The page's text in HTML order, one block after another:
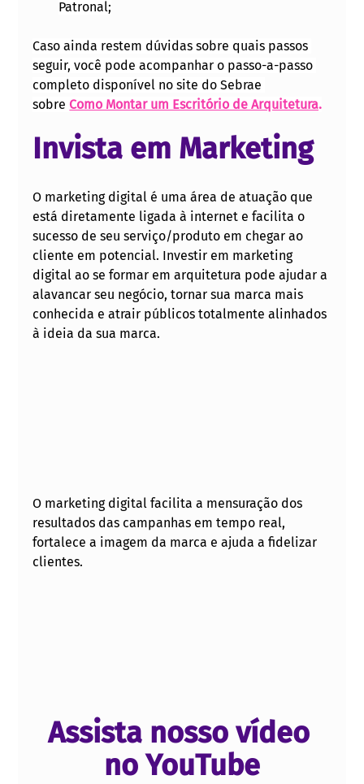
Patronal;
Caso ainda restem dúvidas sobre quais passos
seguir, você pode acompanhar o passo-a-passo
completo disponível no site do Sebrae
sobre Como Montar um Escritório de Arquitetura.
Invista em Marketing
O marketing digital é uma área de atuação que
está diretamente ligada à internet e facilita o
sucesso de seu serviço/produto em chegar ao
cliente em potencial. Investir em marketing
digital ao se formar em arquitetura pode ajudar a
alavancar seu negócio, tornar sua marca mais
conhecida e atrair públicos totalmente alinhados
à ideia da sua marca.
O marketing digital facilita a mensuração dos
resultados das campanhas em tempo real,
fortalece a imagem da marca e ajuda a fidelizar
clientes.
Assista nosso vídeo
no YouTube